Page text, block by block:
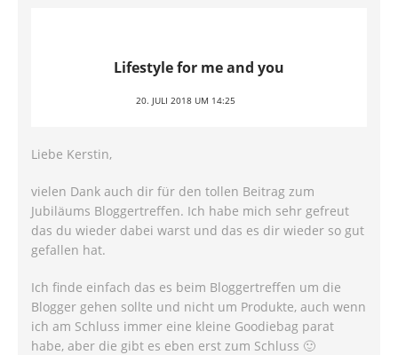
Lifestyle for me and you
20. JULI 2018 UM 14:25
Liebe Kerstin,
vielen Dank auch dir für den tollen Beitrag zum
Jubiläums Bloggertreffen. Ich habe mich sehr gefreut
das du wieder dabei warst und das es dir wieder so gut
gefallen hat.
Ich finde einfach das es beim Bloggertreffen um die
Blogger gehen sollte und nicht um Produkte, auch wenn
ich am Schluss immer eine kleine Goodiebag parat
habe, aber die gibt es eben erst zum Schluss 🙂